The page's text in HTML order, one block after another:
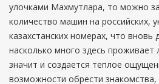
улочками Махмутлара, то можно
количество машин на российских,
казахстанских номерах, что вновь
насколько много здесь проживает
значит и создается теплое
возможности обрести